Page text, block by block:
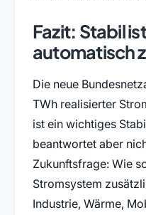
Fazit: Stabil
automatisch
Die neue
TWh realisierter
ist ein wichtiges
beantwortet aber
Zukunftsfrage: Wie
Stromsystem
Industrie, Wärme,